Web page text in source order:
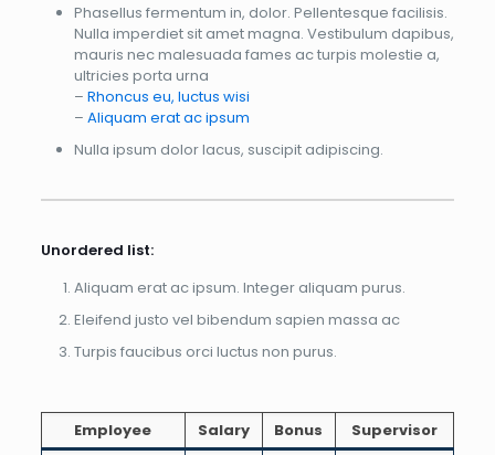
Phasellus fermentum in, dolor. Pellentesque facilisis.
Nulla imperdiet sit amet magna. Vestibulum dapibus,
mauris nec malesuada fames ac turpis molestie a,
ultricies porta urna
– Rhoncus eu, luctus wisi
– Aliquam erat ac ipsum
Nulla ipsum dolor lacus, suscipit adipiscing.
Unordered list:
Aliquam erat ac ipsum. Integer aliquam purus.
Eleifend justo vel bibendum sapien massa ac
Turpis faucibus orci luctus non purus.
Employee Salary Bonus
Supervisor